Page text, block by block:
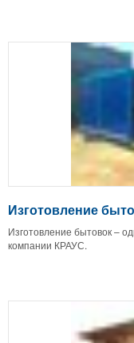
Изготовление
Изготовление бытовок –
компании КРАУС.